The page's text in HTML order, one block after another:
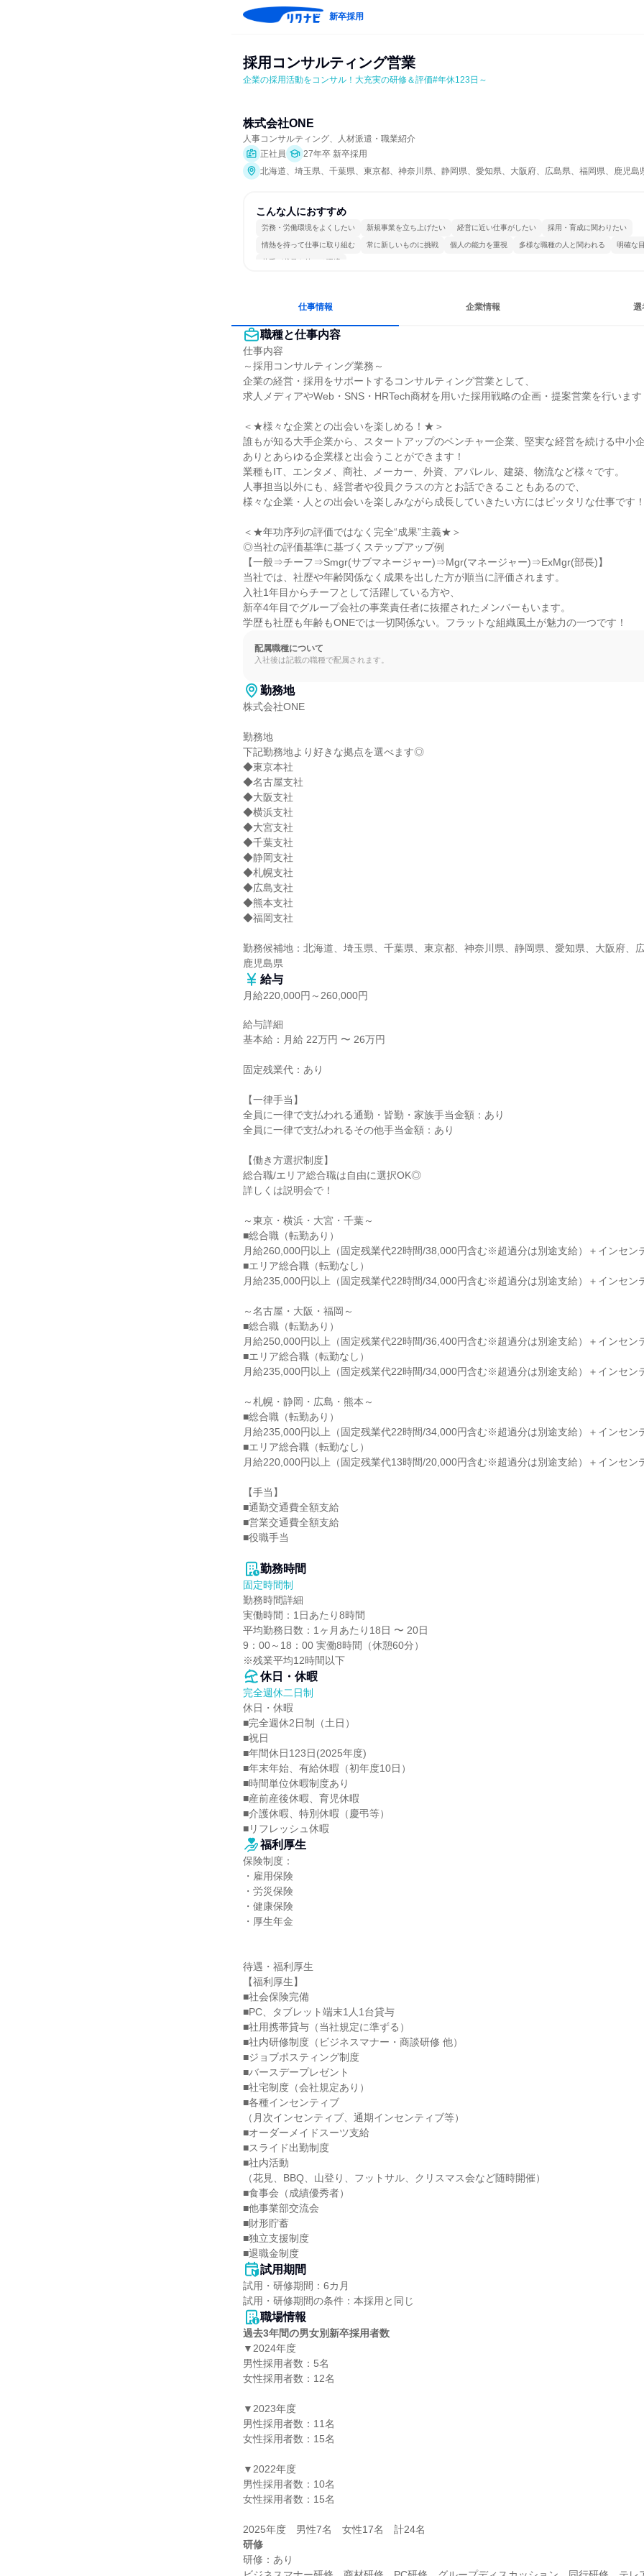
新卒採用
採用コンサルティング営業
企業の採用活動をコンサル！大充実の研修＆評価#年休123日～
株式会社ONE
人事コンサルティング、人材派遣・職業紹介
正社員
27年卒 新卒採用
北海道、埼玉県、千葉県、東京都、神奈川県、静岡県、愛知県、大阪府、広島県、福岡県、鹿児島
こんな人におすすめ
労務・労働環境をよくしたい 新規事業を立ち上げたい 経営に近い仕事がしたい 採用・育成に関わりたい
情熱を持って仕事に取り組む 常に新しいものに挑戦 個人の能力を重視 多様な職種の人と関われる 明確な
若手が裁量を持てる環境
仕事情報 企業情報 選
職種と仕事内容
仕事内容
～採用コンサルティング業務～
企業の経営・採用をサポートするコンサルティング営業として、
求人メディアやWeb・SNS・HRTech商材を用いた採用戦略の企画・提案営業を行います
＜★様々な企業との出会いを楽しめる！★＞
誰もが知る大手企業から、スタートアップのベンチャー企業、堅実な経営を続ける中小企
ありとあらゆる企業様と出会うことができます！
業種もIT、エンタメ、商社、メーカー、外資、アパレル、建築、物流など様々です。
人事担当以外にも、経営者や役員クラスの方とお話できることもあるので、
様々な企業・人との出会いを楽しみながら成長していきたい方にはピッタリな仕事です！
＜★年功序列の評価ではなく完全“成果”主義★＞
◎当社の評価基準に基づくステップアップ例
【一般⇒チーフ⇒Smgr(サブマネージャー)⇒Mgr(マネージャー)⇒ExMgr(部長)】
当社では、社歴や年齢関係なく成果を出した方が順当に評価されます。
入社1年目からチーフとして活躍している方や、
新卒4年目でグループ会社の事業責任者に抜擢されたメンバーもいます。
学歴も社歴も年齢もONEでは一切関係ない。フラットな組織風土が魅力の一つです！
配属職種について
入社後は記載の職種で配属されます。
勤務地
株式会社ONE
勤務地
下記勤務地より好きな拠点を選べます◎
◆東京本社
◆名古屋支社
◆大阪支社
◆横浜支社
◆大宮支社
◆千葉支社
◆静岡支社
◆札幌支社
◆広島支社
◆熊本支社
◆福岡支社
勤務候補地：北海道、埼玉県、千葉県、東京都、神奈川県、静岡県、愛知県、大阪府、広
鹿児島県
給与
月給220,000円～260,000円
給与詳細
基本給：月給 22万円 〜 26万円
固定残業代：あり
【一律手当】
全員に一律で支払われる通勤・皆勤・家族手当金額：あり
全員に一律で支払われるその他手当金額：あり
【働き方選択制度】
総合職/エリア総合職は自由に選択OK◎
詳しくは説明会で！
～東京・横浜・大宮・千葉～
■総合職（転勤あり）
月給260,000円以上（固定残業代22時間/38,000円含む※超過分は別途支給）＋インセン
■エリア総合職（転勤なし）
月給235,000円以上（固定残業代22時間/34,000円含む※超過分は別途支給）＋インセン
～名古屋・大阪・福岡～
■総合職（転勤あり）
月給250,000円以上（固定残業代22時間/36,400円含む※超過分は別途支給）＋インセン
■エリア総合職（転勤なし）
月給235,000円以上（固定残業代22時間/34,000円含む※超過分は別途支給）＋インセン
～札幌・静岡・広島・熊本～
■総合職（転勤あり）
月給235,000円以上（固定残業代22時間/34,000円含む※超過分は別途支給）＋インセン
■エリア総合職（転勤なし）
月給220,000円以上（固定残業代13時間/20,000円含む※超過分は別途支給）＋インセン
【手当】
■通勤交通費全額支給
■営業交通費全額支給
■役職手当
勤務時間
固定時間制
勤務時間詳細
実働時間：1日あたり8時間
平均勤務日数：1ヶ月あたり18日 〜 20日
9：00～18：00 実働8時間（休憩60分）
※残業平均12時間以下
休日・休暇
完全週休二日制
休日・休暇
■完全週休2日制（土日）
■祝日
■年間休日123日(2025年度)
■年末年始、有給休暇（初年度10日）
■時間単位休暇制度あり
■産前産後休暇、育児休暇
■介護休暇、特別休暇（慶弔等）
■リフレッシュ休暇
福利厚生
保険制度：
・雇用保険
・労災保険
・健康保険
・厚生年金
待遇・福利厚生
【福利厚生】
■社会保険完備
■PC、タブレット端末1人1台貸与
■社用携帯貸与（当社規定に準ずる）
■社内研修制度（ビジネスマナー・商談研修 他）
■ジョブポスティング制度
■バースデープレゼント
■社宅制度（会社規定あり）
■各種インセンティブ
（月次インセンティブ、通期インセンティブ等）
■オーダーメイドスーツ支給
■スライド出勤制度
■社内活動
（花見、BBQ、山登り、フットサル、クリスマス会など随時開催）
■食事会（成績優秀者）
■他事業部交流会
■財形貯蓄
■独立支援制度
■退職金制度
試用期間
試用・研修期間：6カ月
職場情報
過去3年間の男女別新卒採用者数
▼2024年度
男性採用者数：5名
女性採用者数：12名
▼2023年度
男性採用者数：11名
女性採用者数：15名
▼2022年度
男性採用者数：10名
女性採用者数：15名
研修
研修：あり